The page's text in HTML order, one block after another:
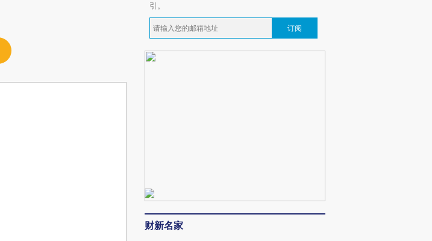
引。
订阅
财新名家